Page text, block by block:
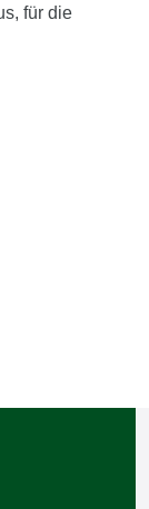
für die